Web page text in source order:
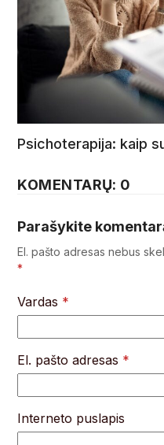
Psichoterapija: kaip
KOMENTARŲ: 0
Parašykite
El. pašto adresas nebus
*
Vardas *
El. pašto adresas *
Interneto puslapis